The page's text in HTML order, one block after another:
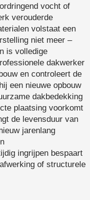
vocht of
verouderde
volstaat een
niet meer –
is volledige
dakwerker
en controleert de
een nieuwe opbouw
dakbedekking
plaatsing voorkomt
de levensduur van
jarenlang
ingrijpen bespaart
of structurele